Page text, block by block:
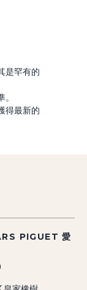
是罕有的
得最新的
PIGUET 愛